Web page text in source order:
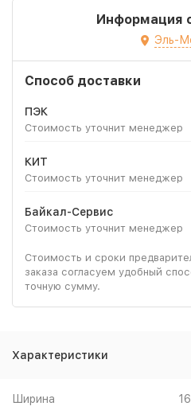
Информация
Эль-
Способ доставки
ПЭК
Стоимость уточнит менеджер
КИТ
Стоимость уточнит менеджер
Байкал-Сервис
Стоимость уточнит менеджер
Стоимость и сроки
заказа согласуем удобный
точную сумму.
Характеристики
Ширина